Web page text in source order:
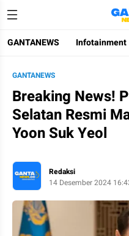
GANTANEWS Infotainment
GANTANEWS
Breaking News!
Selatan Resmi
Yoon Suk Yeol
Redaksi
14 Desember 2024